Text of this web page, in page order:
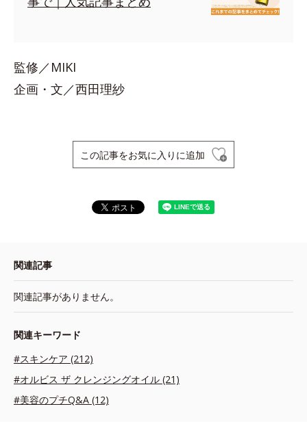
監修／MIKI
企画・文／西田理紗
この記事をお気に入りに追加
関連記事
関連記事がありません。
関連キーワード
#スキンケア (212)
#オルビス ザ クレンジングオイル (21)
#美容のプチQ&A (12)